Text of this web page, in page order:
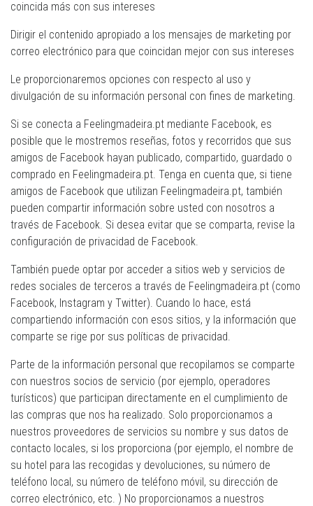
coincida más con sus intereses
Dirigir el contenido apropiado a los mensajes de marketing por
correo electrónico para que coincidan mejor con sus intereses
Le proporcionaremos opciones con respecto al uso y
divulgación de su información personal con fines de marketing.
Si se conecta a Feelingmadeira.pt mediante Facebook, es
posible que le mostremos reseñas, fotos y recorridos que sus
amigos de Facebook hayan publicado, compartido, guardado o
comprado en Feelingmadeira.pt. Tenga en cuenta que, si tiene
amigos de Facebook que utilizan Feelingmadeira.pt, también
pueden compartir información sobre usted con nosotros a
través de Facebook. Si desea evitar que se comparta, revise la
configuración de privacidad de Facebook.
También puede optar por acceder a sitios web y servicios de
redes sociales de terceros a través de Feelingmadeira.pt (como
Facebook, Instagram y Twitter). Cuando lo hace, está
compartiendo información con esos sitios, y la información que
comparte se rige por sus políticas de privacidad.
Parte de la información personal que recopilamos se comparte
con nuestros socios de servicio (por ejemplo, operadores
turísticos) que participan directamente en el cumplimiento de
las compras que nos ha realizado. Solo proporcionamos a
nuestros proveedores de servicios su nombre y sus datos de
contacto locales, si los proporciona (por ejemplo, el nombre de
su hotel para las recogidas y devoluciones, su número de
teléfono local, su número de teléfono móvil, su dirección de
correo electrónico, etc. ) No proporcionamos a nuestros